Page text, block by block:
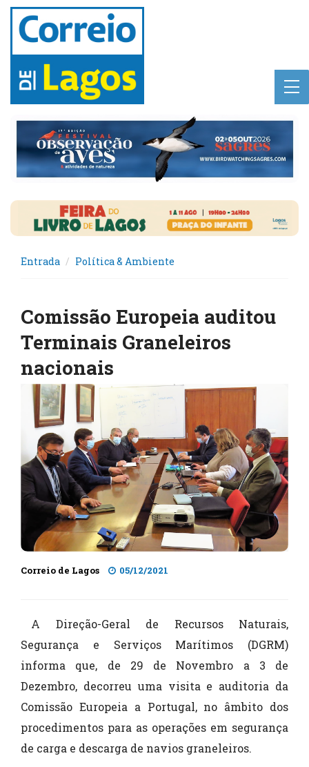
Entrada Política & Ambiente
Comissão Europeia auditou
Terminais Graneleiros
nacionais
Correio de Lagos 05/12/2021
A Direção-Geral de Recursos Naturais,
Segurança e Serviços Marítimos (DGRM)
informa que, de 29 de Novembro a 3 de
Dezembro, decorreu uma visita e auditoria da
Comissão Europeia a Portugal, no âmbito dos
procedimentos para as operações em segurança
de carga e descarga de navios graneleiros.